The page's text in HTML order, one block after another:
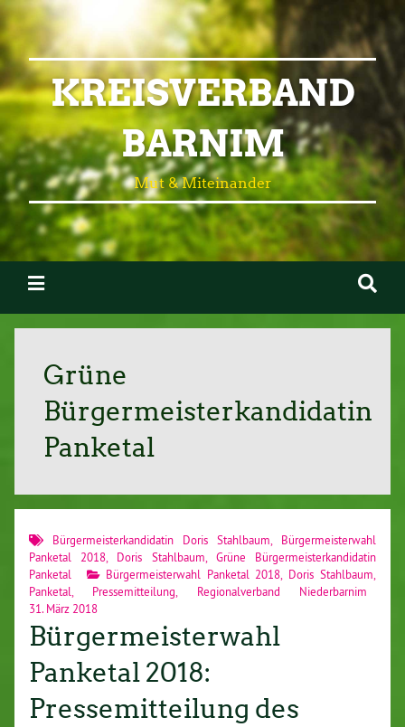
KREISVERBAND
BARNIM
Mut & Miteinander
Grüne
Bürgermeisterkandidatin
Panketal
Bürgermeisterkandidatin Doris Stahlbaum, Bürgermeisterwahl
Panketal 2018, Doris Stahlbaum, Grüne Bürgermeisterkandidatin
Panketal
Bürgermeisterwahl Panketal 2018, Doris Stahlbaum,
Panketal, Pressemitteilung, Regionalverband Niederbarnim
31. März 2018
Bürgermeisterwahl
Panketal 2018:
Pressemitteilung des